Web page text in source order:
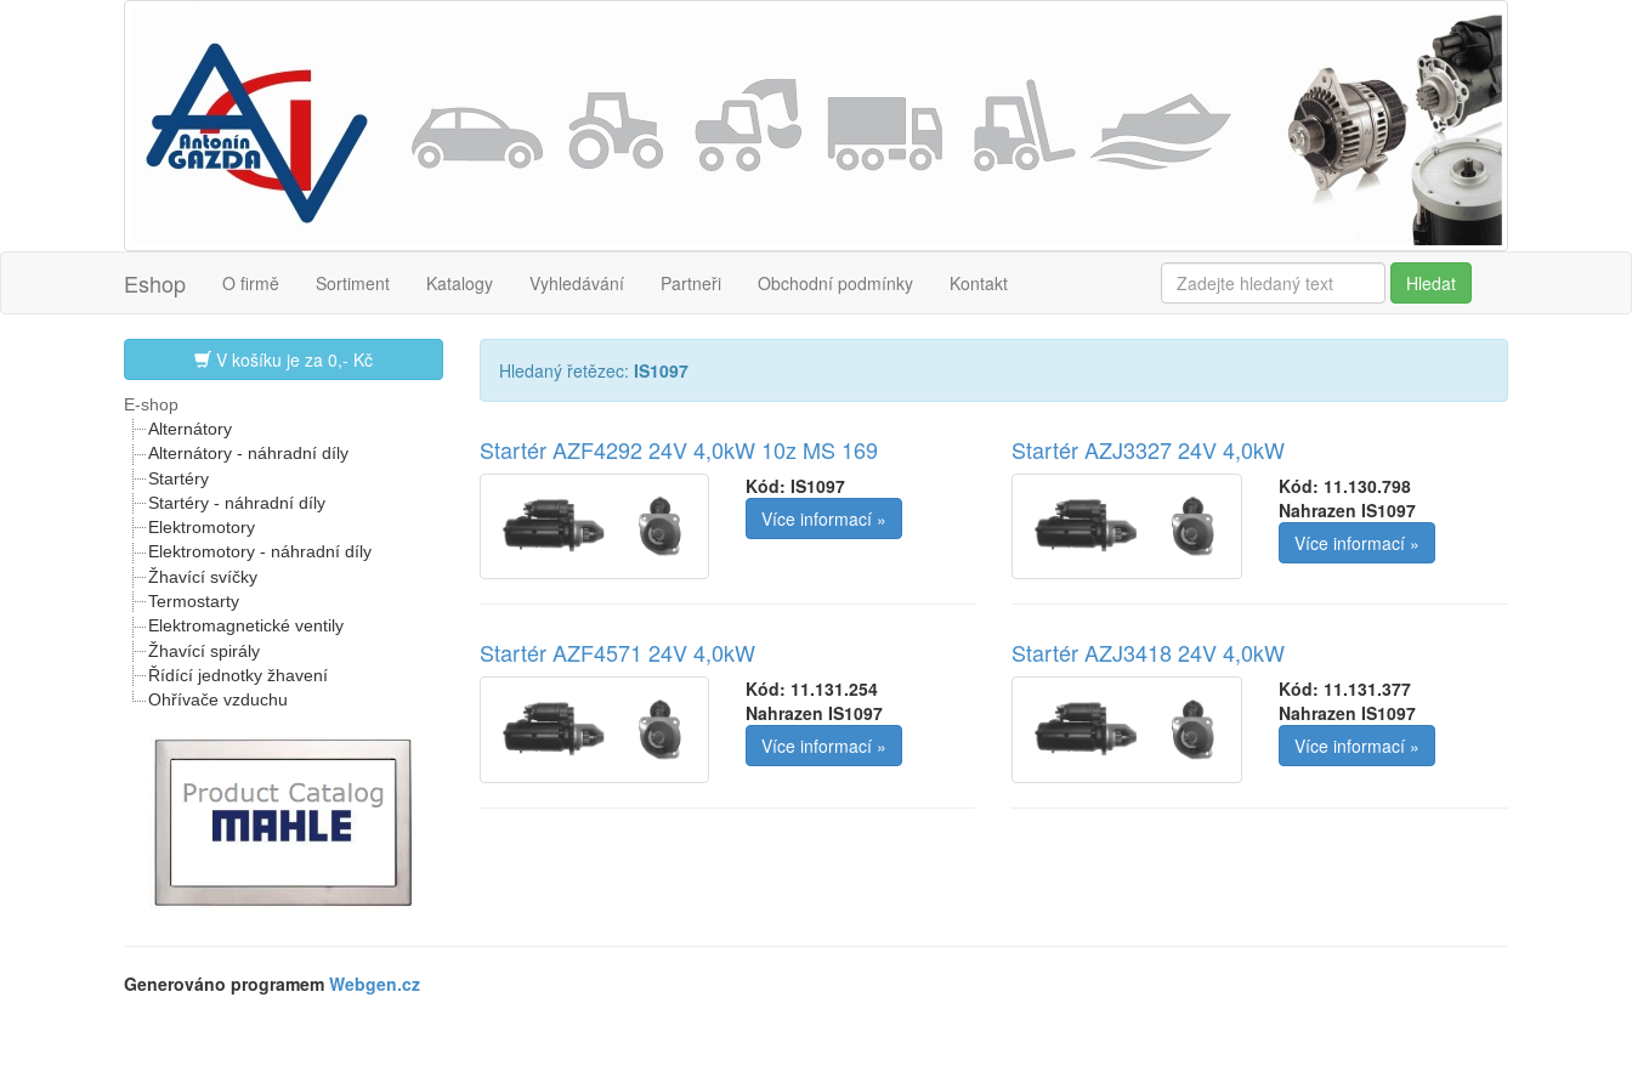
Eshop O firmě Sortiment Katalogy Vyhledávání Partneři Obchodní podmínky Kontakt Hledat
V košíku je za 0,- Kč
E-shop
Alternátory
Alternátory - náhradní díly
Startéry
Startéry - náhradní díly
Elektromotory
Elektromotory - náhradní díly
Žhavící svíčky
Termostarty
Elektromagnetické ventily
Žhavící spirály
Řídící jednotky žhavení
Ohřívače vzduchu
Hledaný řetězec: IS1097
Startér AZF4292 24V 4,0kW 10z MS 169
Kód: IS1097
Více informací »
Startér AZF4571 24V 4,0kW
Kód: 11.131.254
Nahrazen IS1097
Více informací »
Startér AZJ3327 24V 4,0kW
Kód: 11.130.798
Nahrazen IS1097
Více informací »
Startér AZJ3418 24V 4,0kW
Kód: 11.131.377
Nahrazen IS1097
Více informací »
Generováno programem Webgen.cz